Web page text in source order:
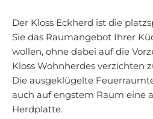
Der Kloss Eckherd ist die
Sie das Raumangebot Ihrer
wollen, ohne dabei auf die
Kloss Wohnherdes verzichten
Die ausgeklügelte
auch auf engstem Raum eine
Herdplatte.